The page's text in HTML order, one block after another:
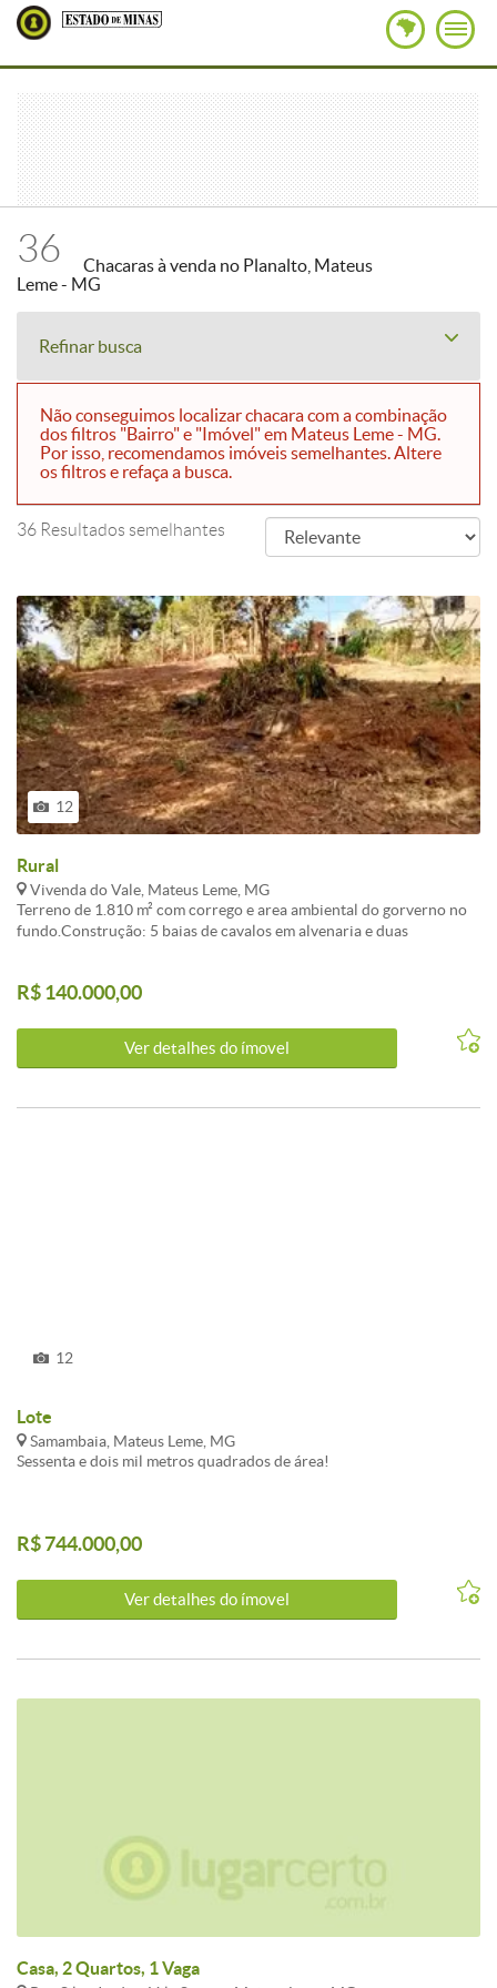
36
Chacaras à venda no Planalto, Mateus
Leme - MG
Refinar busca
Não conseguimos localizar chacara com a combinação
dos filtros "Bairro" e "Imóvel" em Mateus Leme - MG.
Por isso, recomendamos imóveis semelhantes. Altere
os filtros e refaça a busca.
36 Resultados semelhantes
12
Rural
Vivenda do Vale, Mateus Leme, MG
Terreno de 1.810 m² com corrego e area ambiental do gorverno no
fundo.Construção: 5 baias de cavalos em alvenaria e duas
R$ 140.000,00
Ver detalhes do ímovel
12
Lote
Samambaia, Mateus Leme, MG
Sessenta e dois mil metros quadrados de área!
R$ 744.000,00
Ver detalhes do ímovel
Casa, 2 Quartos, 1 Vaga